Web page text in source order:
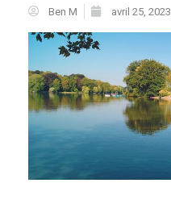
Ben M avril 25, 2023